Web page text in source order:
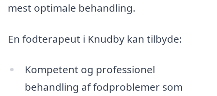
mest optimale behandling.
En fodterapeut i Knudby kan tilbyde:
Kompetent og professionel
behandling af fodproblemer som